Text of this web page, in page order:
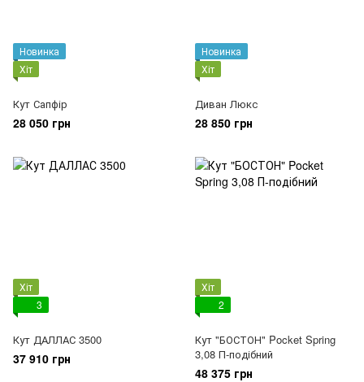
Новинка
Хіт
Кут Сапфір
28 050 грн
Новинка
Хіт
Диван Люкс
28 850 грн
Хіт
3
Кут ДАЛЛАС 3500
37 910 грн
Хіт
2
Кут "БОСТОН" Pocket Spring
3,08 П-подібний
48 375 грн